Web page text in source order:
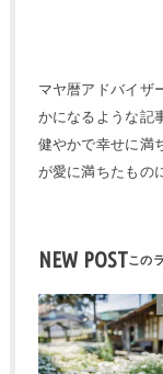
マヤ暦アドバイザ
かになるような記
健やかで幸せに満
が愛に満ちたもの
NEW POST